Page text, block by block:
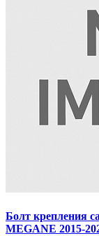
Болт крепления
MEGANE 2015-